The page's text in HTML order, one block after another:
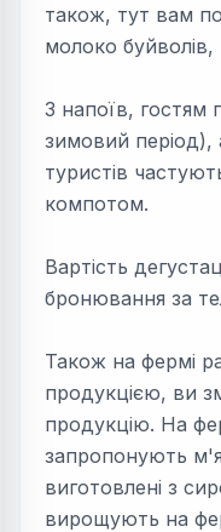
також, тут вам
молоко буйволів,
З напоїв, гостям
зимовий період),
туристів
компотом.
Вартість
бронювання за
Також на фермі
продукцією, ви
продукцію. На
запропонують
виготовлені з
вирощують на